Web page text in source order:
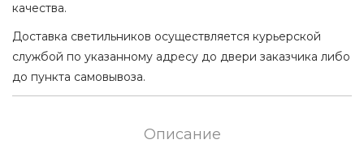
качества.
Доставка светильников осуществляется курьерской
службой по указанному адресу до двери заказчика либо
до пункта самовывоза.
Описание